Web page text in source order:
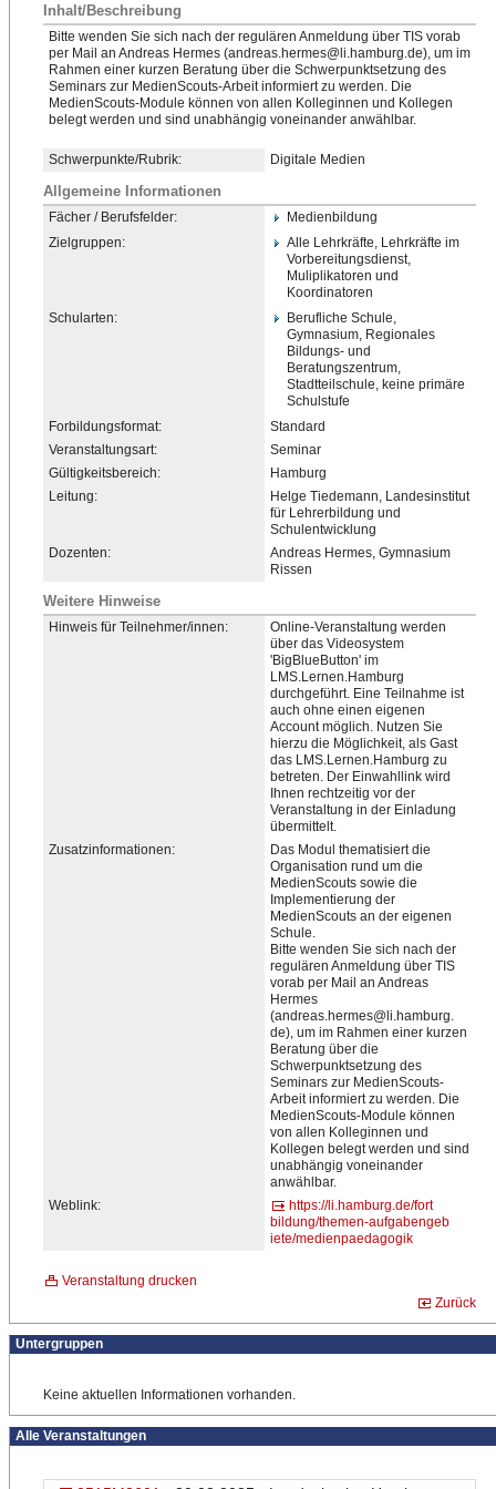
Inhalt/Beschreibung
Bitte wenden Sie sich nach der regulären Anmeldung über TIS vorab
per Mail an Andreas Hermes (andreas.hermes@li.hamburg​.de), um im
Rahmen einer kurzen Beratung über die Schwerpunktsetzung des
Seminars zur MedienScouts-Arbeit informiert zu werden. Die
MedienScouts-Module können von allen Kolleginnen und Kollegen
belegt werden und sind unabhängig voneinander anwählbar.
Schwerpunkte/Rubrik: Digitale Medien
Allgemeine Informationen
Fächer / Berufsfelder:
Medienbildung
Zielgruppen:
Alle Lehrkräfte, Lehrkräfte im
Vorbereitungsdienst,
Muliplikatoren und
Koordinatoren
Schularten:
Berufliche Schule,
Gymnasium, Regionales
Bildungs- und
Beratungszentrum,
Stadtteilschule, keine primäre
Schulstufe
Forbildungsformat:
Standard
Veranstaltungsart:
Seminar
Gültigkeitsbereich:
Hamburg
Leitung:
Helge Tiedemann, Landesinstitut
für Lehrerbildung und
Schulentwicklung
Dozenten:
Andreas Hermes, Gymnasium
Rissen
Weitere Hinweise
Hinweis für Teilnehmer/innen:
Online-Veranstaltung werden
über das Videosystem
'BigBlueButton​' im
LMS.Lernen.Hamburg
durchgeführt. Eine Teilnahme ist
auch ohne einen eigenen
Account möglich. Nutzen Sie
hierzu die Möglichkeit, als Gast
das LMS.Lernen.Hamburg zu
betreten. Der Einwahllink wird
Ihnen rechtzeitig vor der
Veranstaltung in der Einladung
übermittelt.
Zusatzinformationen:
Das Modul thematisiert die
Organisation rund um die
MedienScouts sowie die
Implementierung der
MedienScouts an der eigenen
Schule.
Bitte wenden Sie sich nach der
regulären Anmeldung über TIS
vorab per Mail an Andreas
Hermes
(andreas.hermes@li.hamburg​​​.​​
de), um im Rahmen einer kurzen
Beratung über die
Schwerpunktsetzung des
Seminars zur MedienScouts-
Arbeit informiert zu werden. Die
MedienScouts-Module können
von allen Kolleginnen und
Kollegen belegt werden und sind
unabhängig voneinander
anwählbar.
Weblink:
https://li.hamburg.de/fort
bildung/themen-aufgabengeb
iete/medienpaedagogik
Veranstaltung drucken
Zurück
Untergruppen
Keine aktuellen Informationen vorhanden.
Alle Veranstaltungen